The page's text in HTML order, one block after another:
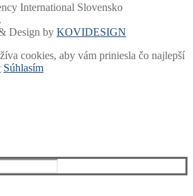
International Slovensko
Design by KOVIDESIGN
cookies, aby vám priniesla čo najlepší
Súhlasím
strán
miest a žúp
trúby